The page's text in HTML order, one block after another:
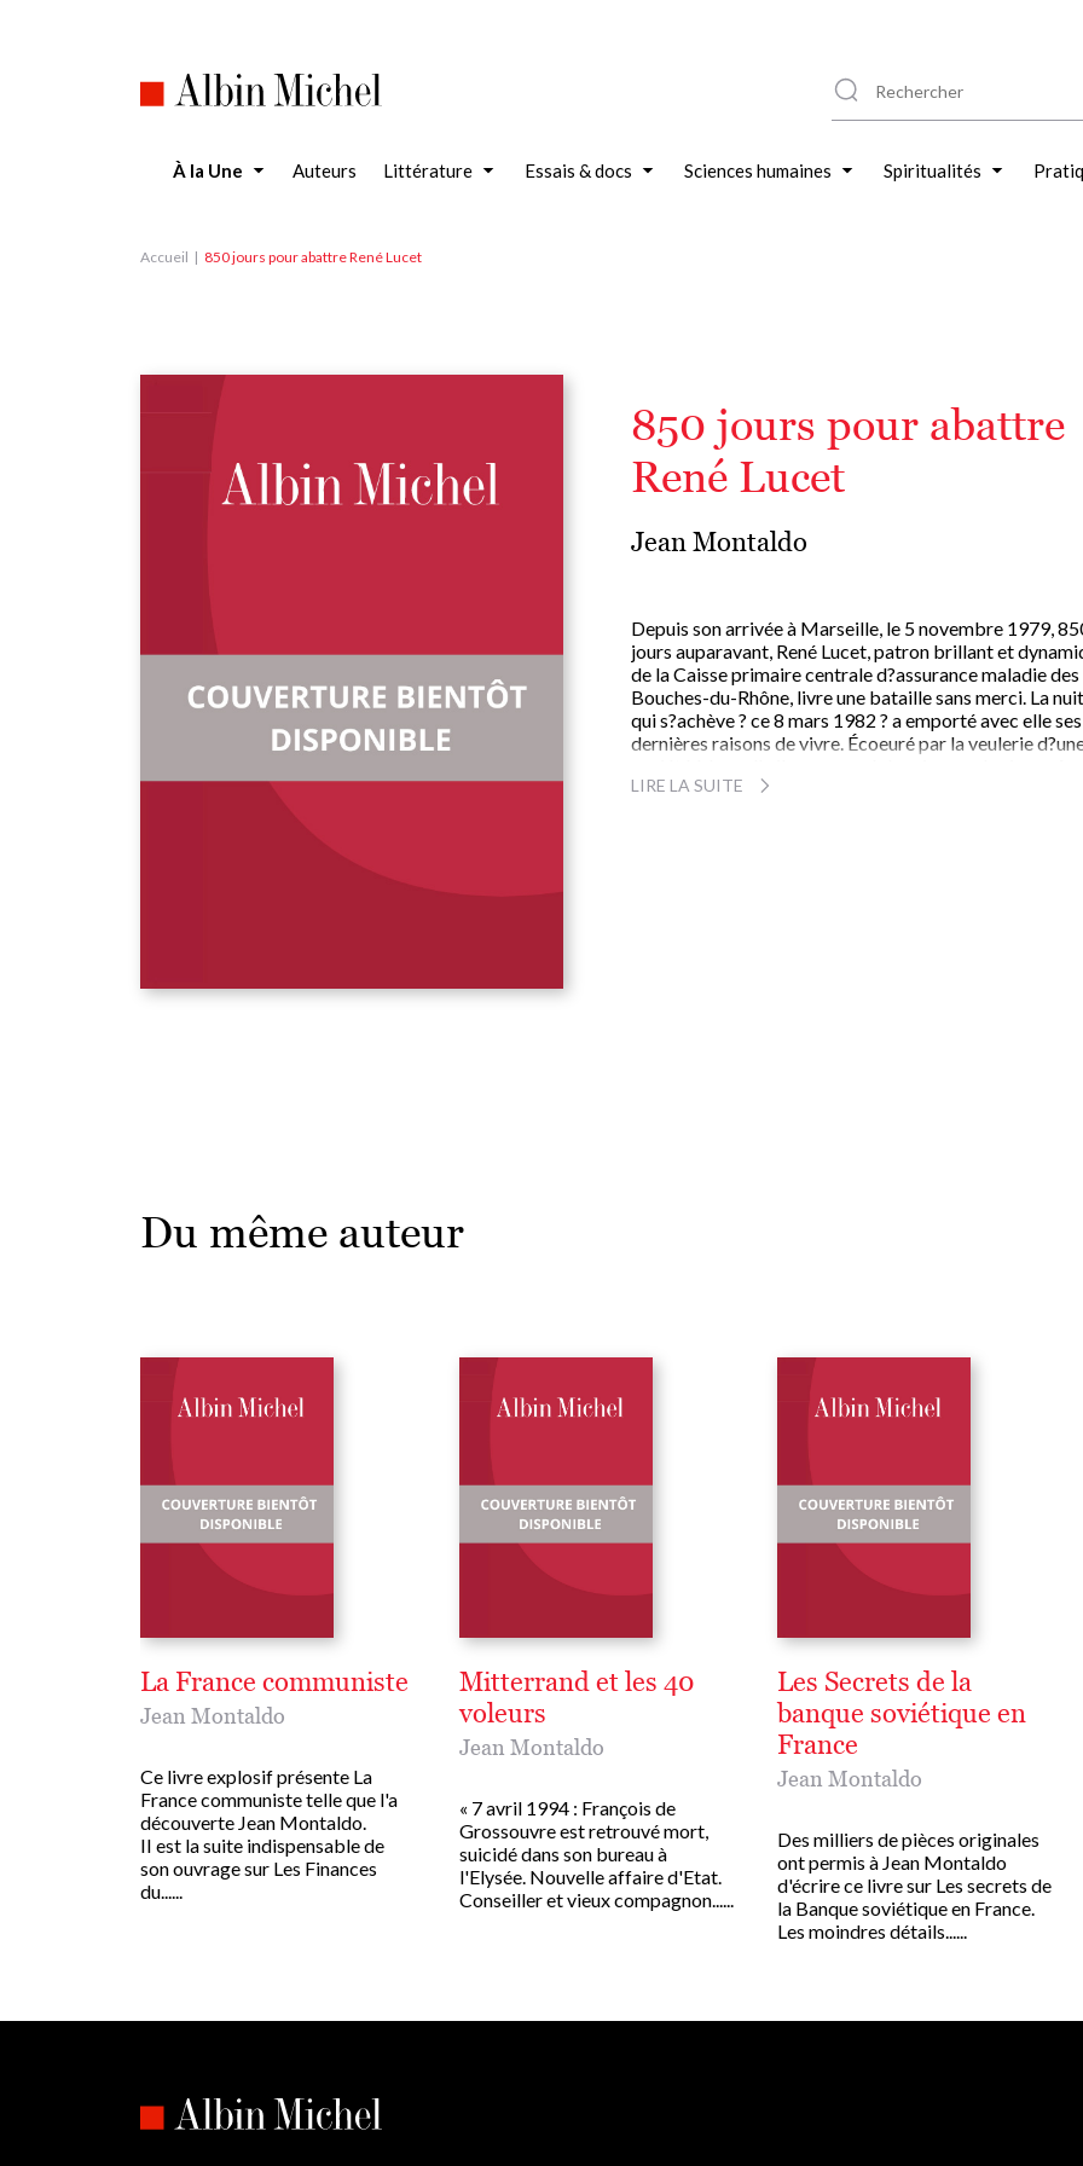
À la Une Auteurs Littérature Essais & docs Sciences humaines Spiritualités
Accueil 850 jours pour abattre René Lucet
850 jours pour abattre
René Lucet
Jean Montaldo
Depuis son arrivée à Marseille, le 5 novembre 1979,
jours auparavant, René Lucet, patron brillant et
de la Caisse primaire centrale d?assurance maladie des
Bouches-du-Rhône, livre une bataille sans merci. La nuit
qui s?achève ? ce 8 mars 1982 ? a emporté avec elle ses
dernières raisons de vivre. Écoeuré par la veulerie
meilleur de lui-même, blessé à mort par les attaques
LIRE LA SUITE
Du même auteur
La France communiste
Jean Montaldo
Ce livre explosif présente La
France communiste telle que l'a
découverte Jean Montaldo.
II est la suite indispensable de
son ouvrage sur Les Finances
du......
Mitterrand et les 40
voleurs
Jean Montaldo
« 7 avril 1994 : François de
Grossouvre est retrouvé mort,
suicidé dans son bureau à
l'Elysée. Nouvelle affaire d'Etat.
Conseiller et vieux compagnon......
Les Secrets de la
banque soviétique en
France
Jean Montaldo
Des milliers de pièces originales
ont permis à Jean Montaldo
d'écrire ce livre sur Les secrets de
la Banque soviétique en France.
Les moindres détails......